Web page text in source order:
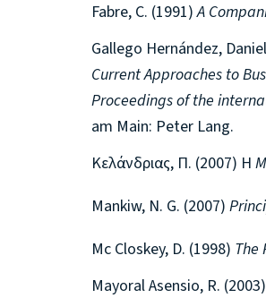
Fabre, C. (1991)A
Gallego Hernández,
Current Approaches to
Proceedings of the
am Main: Peter Lang.
Κελάνδριας, Π. (2007) Η
Mankiw, N. G. (2007)
Mc Closkey, D. (1998) The
Mayoral Asensio, R. (2003)